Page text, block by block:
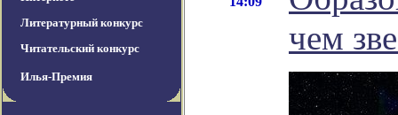
Литературный конкурс
Читательский конкурс
Илья-Премия
чем